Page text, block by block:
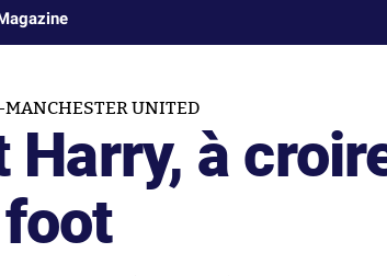
MANCHESTER UNITED
Harry, à
foot